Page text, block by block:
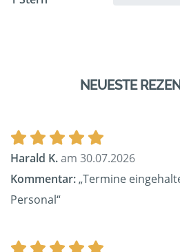
NEUESTE
Harald K.am 30.07.2026
Kommentar:„Termine
Personal“